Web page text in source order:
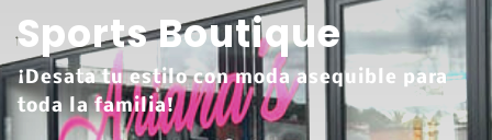
Sports Boutique
¡Desata tu estilo con moda asequible para
toda la familia!